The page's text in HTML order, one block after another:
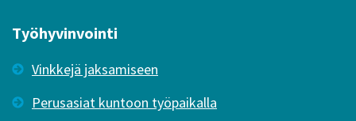
Työhyvinvointi
Vinkkejä jaksamiseen
Perusasiat kuntoon työpaikalla